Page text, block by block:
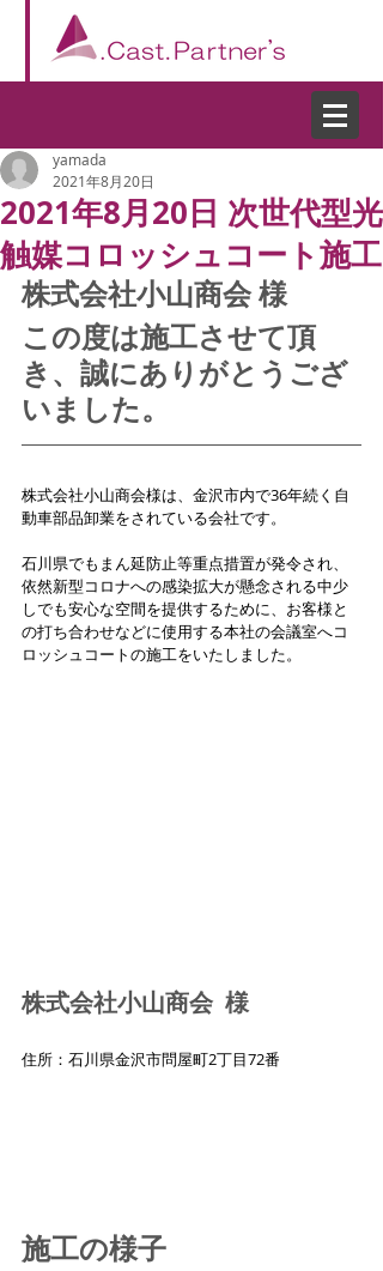
2021年8月20日 次世代型光
触媒コロッシュコート施工
yamada
2021年8月20日
株式会社小山商会 様
この度は施工させて頂
き、誠にありがとうござ
いました。
株式会社小山商会様は、金沢市内で36年続く自
動車部品卸業をされている会社です。
石川県でもまん延防止等重点措置が発令され、
依然新型コロナへの感染拡大が懸念される中少
しでも安心な空間を提供するために、お客様と
の打ち合わせなどに使用する本社の会議室へコ
ロッシュコートの施工をいたしました。
株式会社小山商会  様
住所：石川県金沢市問屋町2丁目72番
施工の様子